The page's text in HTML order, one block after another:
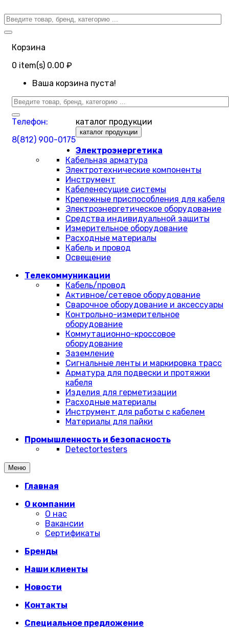
Корзина
0 item(s) 0.00 ₽
Ваша корзина пуста!
Телефон:
8(812) 900-0175
каталог продукции
каталог продукции
Электроэнергетика
Кабельная арматура
Электротехнические компоненты
Инструмент
Кабеленесущие системы
Крепежные приспособления для кабеля
Электроэнергетическое оборудование
Средства индивидуальной защиты
Измерительное оборудование
Расходные материалы
Кабель и провод
Освещение
Телекоммуникации
Кабель/провод
Активное/сетевое оборудование
Сварочное оборудование и аксессуары
Контрольно-измерительное
оборудование
Коммутационно-кроссовое
оборудование
Заземление
Сигнальные ленты и маркировка трасс
Арматура для подвески и протяжки
кабеля
Изделия для герметизации
Расходные материалы
Инструмент для работы с кабелем
Материалы для пайки
Промышленность и безопасность
Detectortesters
Меню
Главная
О компании
О нас
Вакансии
Сертификаты
Бренды
Наши клиенты
Новости
Контакты
Специальное предложение